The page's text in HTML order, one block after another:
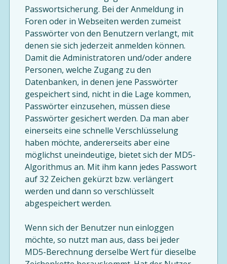
Passwortsicherung. Bei der Anmeldung in
Foren oder in Webseiten werden zumeist
Passwörter von den Benutzern verlangt, mit
denen sie sich jederzeit anmelden können.
Damit die Administratoren und/oder andere
Personen, welche Zugang zu den
Datenbanken, in denen jene Passwörter
gespeichert sind, nicht in die Lage kommen,
Passwörter einzusehen, müssen diese
Passwörter gesichert werden. Da man aber
einerseits eine schnelle Verschlüsselung
haben möchte, andererseits aber eine
möglichst uneindeutige, bietet sich der MD5-
Algorithmus an. Mit ihm kann jedes Passwort
auf 32 Zeichen gekürzt bzw. verlängert
werden und dann so verschlüsselt
abgespeichert werden.
Wenn sich der Benutzer nun einloggen
möchte, so nutzt man aus, dass bei jeder
MD5-Berechnung derselbe Wert für dieselbe